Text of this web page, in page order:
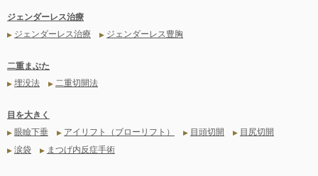
ジェンダーレス治療
▶ ジェンダーレス治療 ▶ ジェンダーレス豊胸
二重まぶた
▶ 埋没法 ▶ 二重切開法
目を大きく
▶ 眼瞼下垂 ▶ アイリフト（ブローリフト） ▶ 目頭切開 ▶ 目尻切開
▶ 涙袋 ▶ まつげ内反症手術